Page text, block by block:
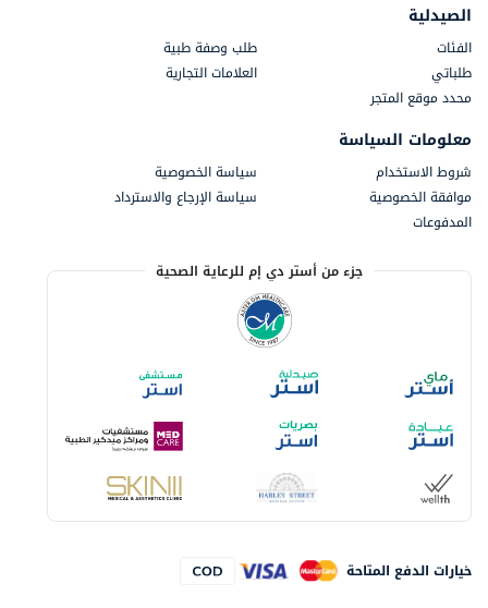
الصيدلية
الفئات
طلب وصفة طبية
طلباتي
العلامات التجارية
محدد موقع المتجر
معلومات السياسة
شروط الاستخدام
سياسة الخصوصية
موافقة الخصوصية
سياسة الإرجاع والاسترداد
المدفوعات
جزء من أستر دي إم للرعاية الصحية
خيارات الدفع المتاحة